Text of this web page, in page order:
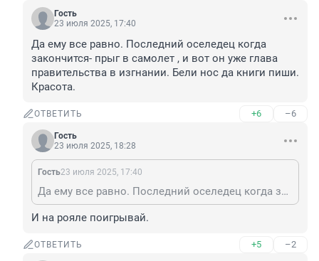
Гость
23 июля 2025, 17:40
Да ему все равно. Последний оселедец когда
закончится- прыг в самолет , и вот он уже глава
правительства в изгнании. Бели нос да книги пиши.
Красота.
ОТВЕТИТЬ +6 –6
Гость
23 июля 2025, 18:28
Гость23 июля 2025, 17:40
Да ему все равно. Последний оселедец когда закончится- прыг в самолет , и вот он уже глава правительства в изгнании. Бели нос да книги пиши. Красота.
И на рояле поигрывай.
ОТВЕТИТЬ +5 –2